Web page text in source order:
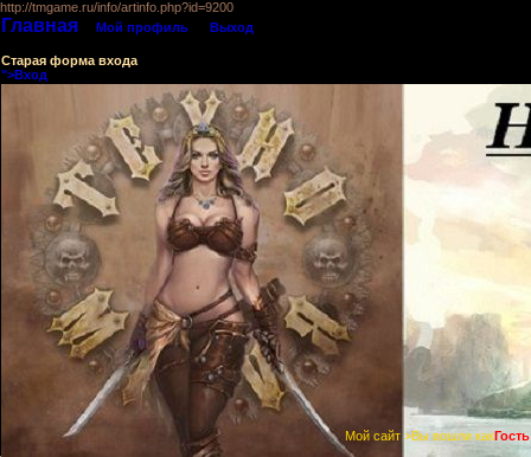
http://tmgame.ru/info/artinfo.php?id=9200
Главная Мой профиль Выход
Старая форма входа
">Вход
Мой сайт >Вы вошли какГость